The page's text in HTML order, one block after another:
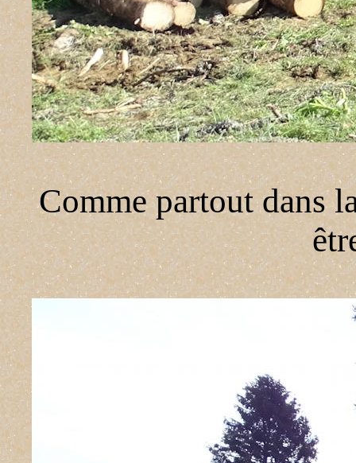
Comme partout dans